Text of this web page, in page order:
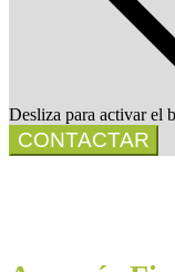
Desliza para activar el
CONTACTAR